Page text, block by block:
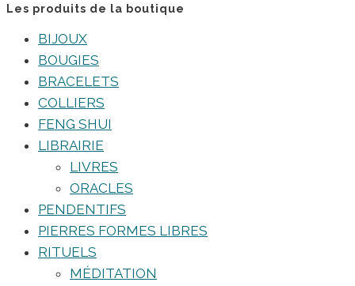
Les produits de la boutique
BIJOUX
BOUGIES
BRACELETS
COLLIERS
FENG SHUI
LIBRAIRIE
LIVRES
ORACLES
PENDENTIFS
PIERRES FORMES LIBRES
RITUELS
MÉDITATION